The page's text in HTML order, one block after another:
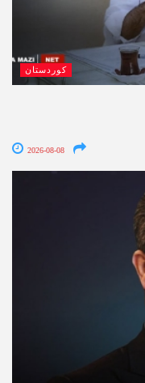
کوردستان
2026-08-08